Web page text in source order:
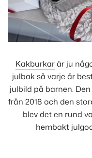
Kakburkarär ju
julbak så varje år
julbild på barnen.
från 2018 och den
blev det en rund
hembakt